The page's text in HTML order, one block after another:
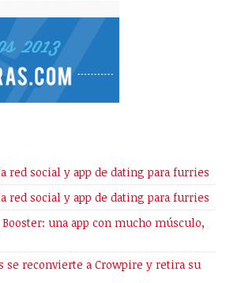
red social y app de dating para furries
red social y app de dating para furries
una app con mucho músculo,
se reconvierte a Crowpire y retira su